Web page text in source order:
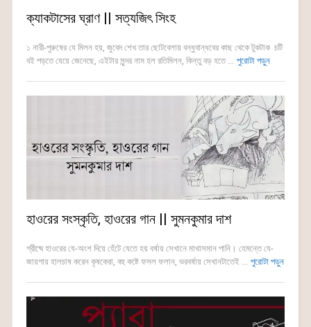
ক্যাকটাসের ঘ্রাণ || সত্যজিৎ সিংহ
১ নারী-পুরুষের যে মিলন হয়, জুবেদ শেখ তার ছোটবেলায় বন্ধুবান্ধবের কাছ থেকে টুকটাক চটি
বই পড়তে যেয়ে জেনেছে, এইটার সুন্দর নাম হল রতিমিলন, কিন্তু বড় হতে ... পুরোটা পড়ুন
হাওরের সংস্কৃতি, হাওরের গান || সুমনকুমার দাশ
গ্রীষ্মে হাওরের যে-অংশ দিয়ে হেঁটে যেতে হয় বর্ষায় সেখানে মাথাসমান পানি। হেমন্তে যে-
জায়গায় হালচাষ করেন কৃষকেরা, বহু কষ্টে ফসল ফলান, ভরবর্ষায় সেখানটাতেই ... পুরোটা পড়ুন